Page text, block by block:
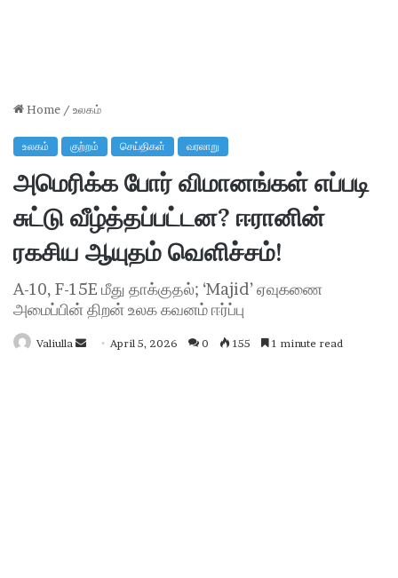
Home / உலகம்
உலகம் குற்றம் செய்திகள் வரலாறு
அமெரிக்க போர் விமானங்கள் எப்படி
சுட்டு வீழ்த்தப்பட்டன? ஈரானின்
ரகசிய ஆயுதம் வெளிச்சம்!
A-10, F-15E மீது தாக்குதல்; ‘Majid’ ஏவுகணை
அமைப்பின் திறன் உலக கவனம் ஈர்ப்பு
Valiulla
SendApril 5, 2026 0 155 1 minute read